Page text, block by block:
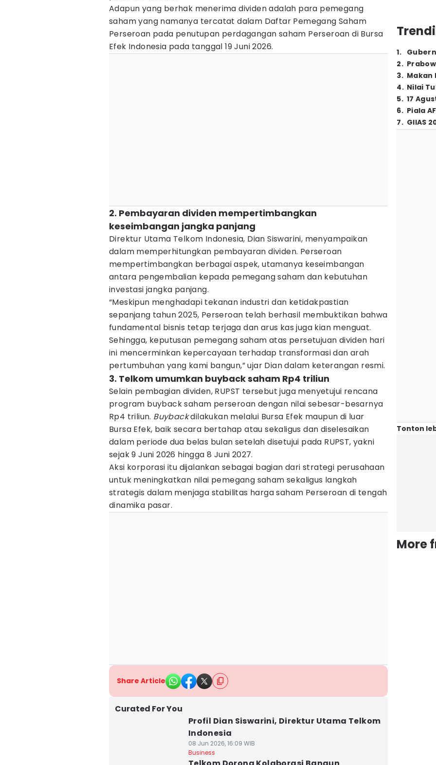
Adapun yang berhak menerima dividen adalah para pemegang
saham yang namanya tercatat dalam Daftar Pemegang Saham
Perseroan pada penutupan perdagangan saham Perseroan di Bursa
Efek Indonesia pada tanggal 19 Juni 2026.
2. Pembayaran dividen mempertimbangkan
keseimbangan jangka panjang
Direktur Utama Telkom Indonesia, Dian Siswarini, menyampaikan
dalam memperhitungkan pembayaran dividen. Perseroan
mempertimbangkan berbagai aspek, utamanya keseimbangan
antara pengembalian kepada pemegang saham dan kebutuhan
investasi jangka panjang.
“Meskipun menghadapi tekanan industri dan ketidakpastian
sepanjang tahun 2025, Perseroan telah berhasil membuktikan bahwa
fundamental bisnis tetap terjaga dan arus kas juga kian menguat.
Sehingga, keputusan pemegang saham atas persetujuan dividen hari
ini mencerminkan kepercayaan terhadap transformasi dan arah
pertumbuhan yang kami bangun,” ujar Dian dalam keterangan resmi.
3. Telkom umumkan buyback saham Rp4 triliun
Selain pembagian dividen, RUPST tersebut juga menyetujui rencana
program buyback saham perseroan dengan nilai sebesar-besarnya
Rp4 triliun. Buybackdilakukan melalui Bursa Efek maupun di luar
Bursa Efek, baik secara bertahap atau sekaligus dan diselesaikan
dalam periode dua belas bulan setelah disetujui pada RUPST, yakni
sejak 9 Juni 2026 hingga 8 Juni 2027.
Aksi korporasi itu dijalankan sebagai bagian dari strategi perusahaan
untuk meningkatkan nilai pemegang saham sekaligus langkah
strategis dalam menjaga stabilitas harga saham Perseroan di tengah
dinamika pasar.
Share Article
Curated For You
Profil Dian Siswarini, Direktur Utama Telkom
Indonesia
08 Jun 2026, 16:09 WIB
Business
1.
2.
3. Makan
4. Nilai
5. 17
6. Piala
7. GIIAS
Tonton
More